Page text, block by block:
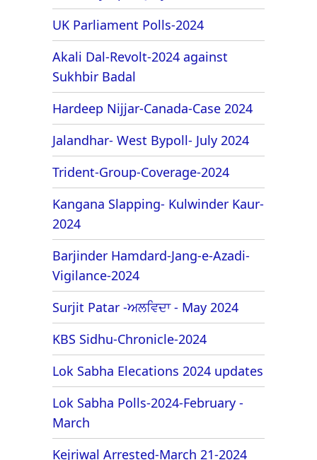
UK Parliament Polls-2024
Akali Dal-Revolt-2024 against
Sukhbir Badal
Hardeep Nijjar-Canada-Case 2024
Jalandhar- West Bypoll- July 2024
Trident-Group-Coverage-2024
Kangana Slapping- Kulwinder Kaur-
2024
Barjinder Hamdard-Jang-e-Azadi-
Vigilance-2024
Surjit Patar -ਅਲਵਿਦਾ - May 2024
KBS Sidhu-Chronicle-2024
Lok Sabha Elecations 2024 updates
Lok Sabha Polls-2024-February -
March
Kejriwal Arrested-March 21-2024